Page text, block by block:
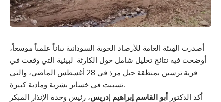
أصدرت الهيئة العامة للأرصاد الجوية السودانية بياناً علمياً موسعاً،
أوضحت فيه نتائج تحليل شامل حول الكارثة البيئية التي وقعت في
قرية ترسين بمنطقة جبل مرة في 28 أغسطس الماضي، والتي
تسببت في خسائر بشرية ومادية كبيرة.
أكد الدكتور أبو القاسم إبراهيم إدريس، رئيس وحدة الإنذار المبكر